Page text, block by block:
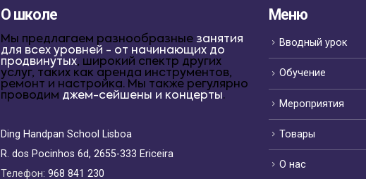
О школе
Мы предлагаем разнообразные занятия
для всех уровней - от начинающих до
продвинутых, широкий спектр других
услуг, таких как аренда инструментов,
ремонт и настройка. Мы также регулярно
проводим джем-сейшены и концерты.
Ding Handpan School Lisboa
R. dos Pocinhos 6d, 2655-333 Ericeira
Телефон: 968 841 230
Меню
Вводный урок
Обучение
Мероприятия
Товары
О нас